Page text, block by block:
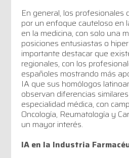
En general, los profesionales
por un enfoque cauteloso en
en la medicina, con solo una
posiciones entusiastas o
importante destacar que
regionales, con los
españoles mostrando más
IA que sus homólogos
observan diferencias
especialidad médica, con
Oncología, Reumatología y
un mayor interés.
IA en la Industria